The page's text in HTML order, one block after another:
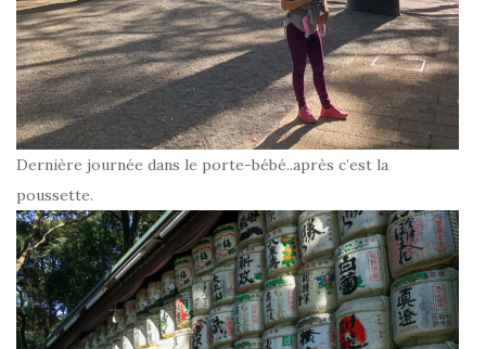
Dernière journée dans le porte-bébé..après c’est la
poussette.